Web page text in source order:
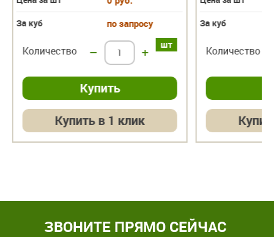
За куб по запросу
шт
Количество – +
Купить в 1 клик
За куб
Количество
ЗВОНИТЕ ПРЯМО СЕЙЧАС